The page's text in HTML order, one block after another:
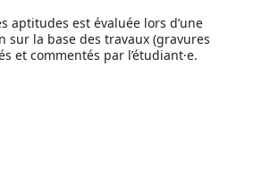
aptitudes est évaluée lors d’une
sur la base des travaux (gravures
et commentés par l’étudiant·e.